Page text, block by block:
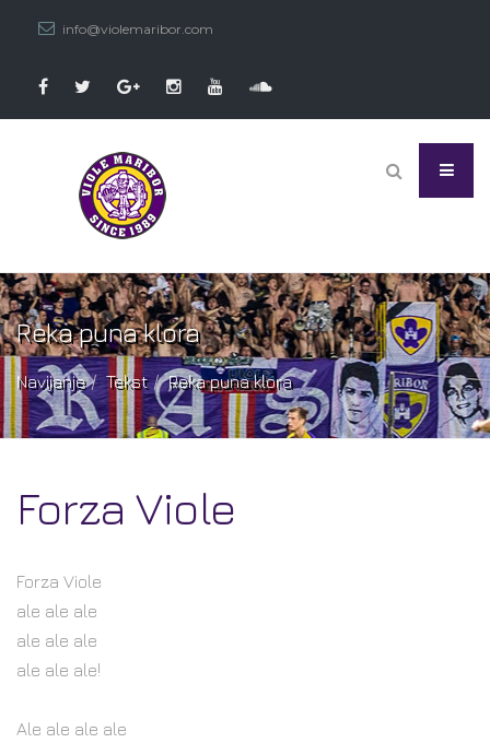
info@violemaribor.com
Reka puna klora
Navijanje Tekst Reka puna klora
Forza Viole
Forza Viole
ale ale ale
ale ale ale
ale ale ale!
Ale ale ale ale